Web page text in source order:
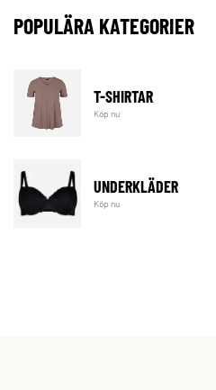
POPULÄRA KATEGORIER
T-SHIRTAR
Köp nu
UNDERKLÄDER
Köp nu